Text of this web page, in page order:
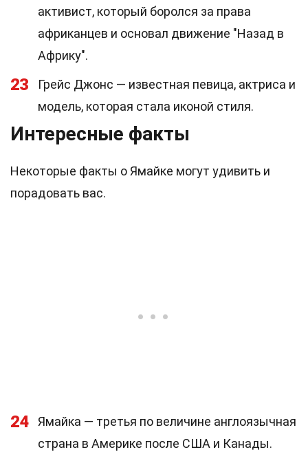
активист, который боролся за права
африканцев и основал движение "Назад в
Африку".
23
Грейс Джонс — известная певица, актриса и
модель, которая стала иконой стиля.
Интересные факты
Некоторые факты о Ямайке могут удивить и
порадовать вас.
24
Ямайка — третья по величине англоязычная
страна в Америке после США и Канады.